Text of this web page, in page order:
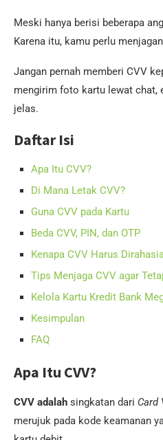
Meski hanya berisi beberapa
Karena itu, kamu perlu
Jangan pernah memberi CVV
mengirim foto kartu lewat chat,
jelas.
Daftar Isi
Apa Itu CVV?
Di Mana Letak CVV?
Guna CVV pada Kartu
Beda CVV, PIN, dan OTP
Kenapa CVV Harus
Tips Menjaga CVV agar
Kelola Kartu Kredit Bank
Kesimpulan
FAQ
Apa Itu CVV?
CVV adalah singkatan dari Card
merujuk pada kode keamanan